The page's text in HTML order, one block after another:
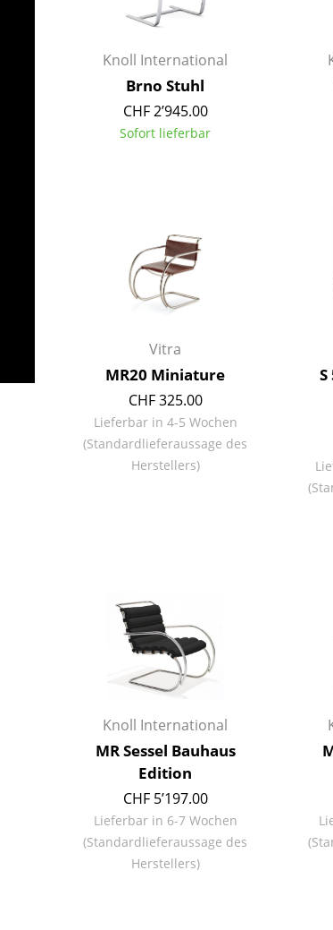
Badezimmer
Hersteller
HAY
Louis Poulsen
Richard Lampert
Thonet
USM Haller
Vitra
... alle Hersteller A-Z
Knoll International
Brno Stuhl
CHF 2’945.00
Sofort lieferbar
Vitra
MR20 Miniature
CHF 325.00
Lieferbar in 4-5 Wochen
(Standardlieferaussage des
Herstellers)
Knoll International
MR Sessel Bauhaus
Edition
CHF 5’197.00
Lieferbar in 6-7 Wochen
(Standardlieferaussage des
Herstellers)